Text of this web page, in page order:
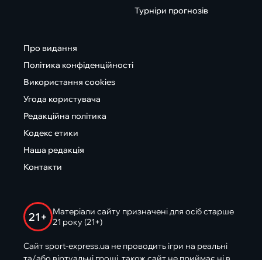
Турніри прогнозів
Про видання
Політика конфіденційності
Використання cookies
Угода користувача
Редакційна політика
Кодекс етики
Наша редакція
Контакти
21+
Матеріали сайту призначені для осіб старше
21 року (21+)
Сайт sport-express.ua не проводить ігри на реальні